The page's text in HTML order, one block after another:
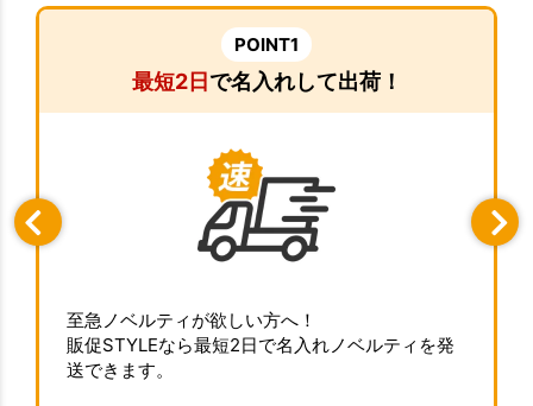
POINT1
最短2日 で名入れして出荷！
至急ノベルティが欲しい方へ！
販促STYLEなら最短2日で名入れノベルティを発
送できます。